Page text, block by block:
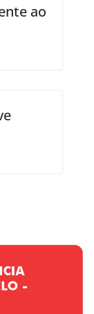
ao